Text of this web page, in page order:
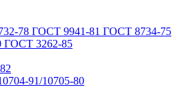
78 ГОСТ 9941-81 ГОСТ 8734-75
ГОСТ 3262-85
91/10705-80